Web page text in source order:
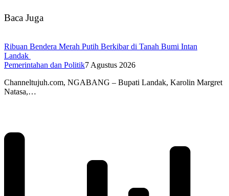
Baca Juga
Ribuan Bendera Merah Putih Berkibar di Tanah Bumi Intan
Landak
Pemerintahan dan Politik7 Agustus 2026
Channeltujuh.com, NGABANG – Bupati Landak, Karolin Margret
Natasa,…